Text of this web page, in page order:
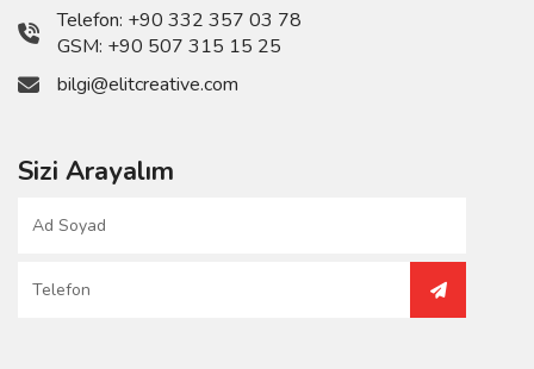
Telefon: +90 332 357 03 78
GSM: +90 507 315 15 25
bilgi@elitcreative.com
Sizi Arayalım